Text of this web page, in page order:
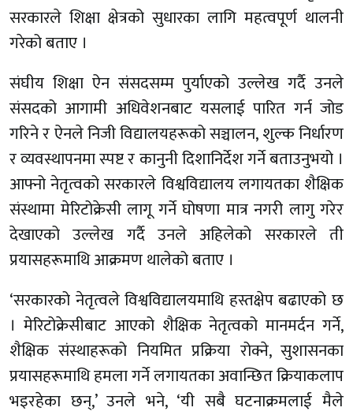
सरकारले शिक्षा क्षेत्रको सुधारका लागि महत्वपूर्ण थालनी
गरेको बताए ।
संघीय शिक्षा ऐन संसदसम्म पुर्याएको उल्लेख गर्दै उनले
संसदको आगामी अधिवेशनबाट यसलाई पारित गर्न जोड
गरिने र ऐनले निजी विद्यालयहरूको सञ्चालन, शुल्क निर्धारण
र व्यवस्थापनमा स्पष्ट र कानुनी दिशानिर्देश गर्ने बताउनुभयो ।
आफ्नो नेतृत्वको सरकारले विश्वविद्यालय लगायतका शैक्षिक
संस्थामा मेरिटोक्रेसी लागू गर्ने घोषणा मात्र नगरी लागु गरेर
देखाएको उल्लेख गर्दै उनले अहिलेको सरकारले ती
प्रयासहरूमाथि आक्रमण थालेको बताए ।
‘सरकारको नेतृत्वले विश्वविद्यालयमाथि हस्तक्षेप बढाएको छ
। मेरिटोक्रेसीबाट आएको शैक्षिक नेतृत्वको मानमर्दन गर्ने,
शैक्षिक संस्थाहरूको नियमित प्रक्रिया रोक्ने, सुशासनका
प्रयासहरूमाथि हमला गर्ने लगायतका अवान्छित क्रियाकलाप
भइरहेका छन्,’ उनले भने, ‘यी सबै घटनाक्रमलाई मैले